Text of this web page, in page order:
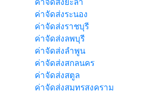
ค่าจัดส่งระนอง
ค่าจัดส่งราชบุรี
ค่าจัดส่งลพบุรี
ค่าจัดส่งลำพูน
ค่าจัดส่งสกลนคร
ค่าจัดส่งสตูล
ค่าจัดส่งสมุทรสงคราม